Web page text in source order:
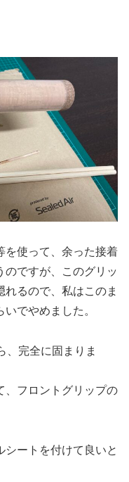
を使って、余った接着
のですが、このグリッ
るので、私はこのま
でやめました。
、完全に固まりま
、フロントグリップの
ートを付けて良いと